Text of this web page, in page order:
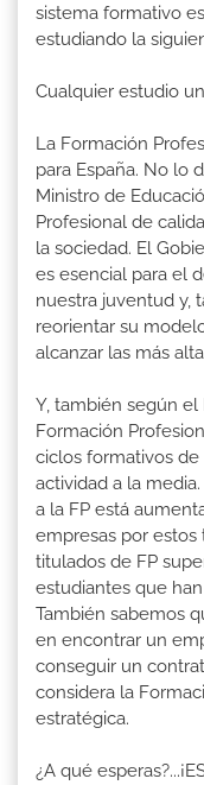
sistema formativo
estudiando la
Cualquier estudio
La Formación
para España. No lo
Ministro de
Profesional de
la sociedad. El
es esencial para el
nuestra juventud y,
reorientar su
alcanzar las más
Y, también según el
Formación
ciclos formativos
actividad a la
a la FP está
empresas por estos
titulados de FP
estudiantes que
También sabemos
en encontrar un
conseguir un
considera la
estratégica.
¿A qué